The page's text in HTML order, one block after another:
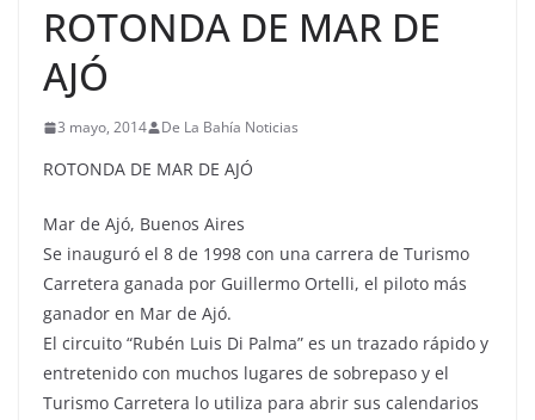
ROTONDA DE MAR DE
AJÓ
3 mayo, 2014 De La Bahía Noticias
ROTONDA DE MAR DE AJÓ
Mar de Ajó, Buenos Aires
Se inauguró el 8 de 1998 con una carrera de Turismo
Carretera ganada por Guillermo Ortelli, el piloto más
ganador en Mar de Ajó.
El circuito “Rubén Luis Di Palma” es un trazado rápido y
entretenido con muchos lugares de sobrepaso y el
Turismo Carretera lo utiliza para abrir sus calendarios